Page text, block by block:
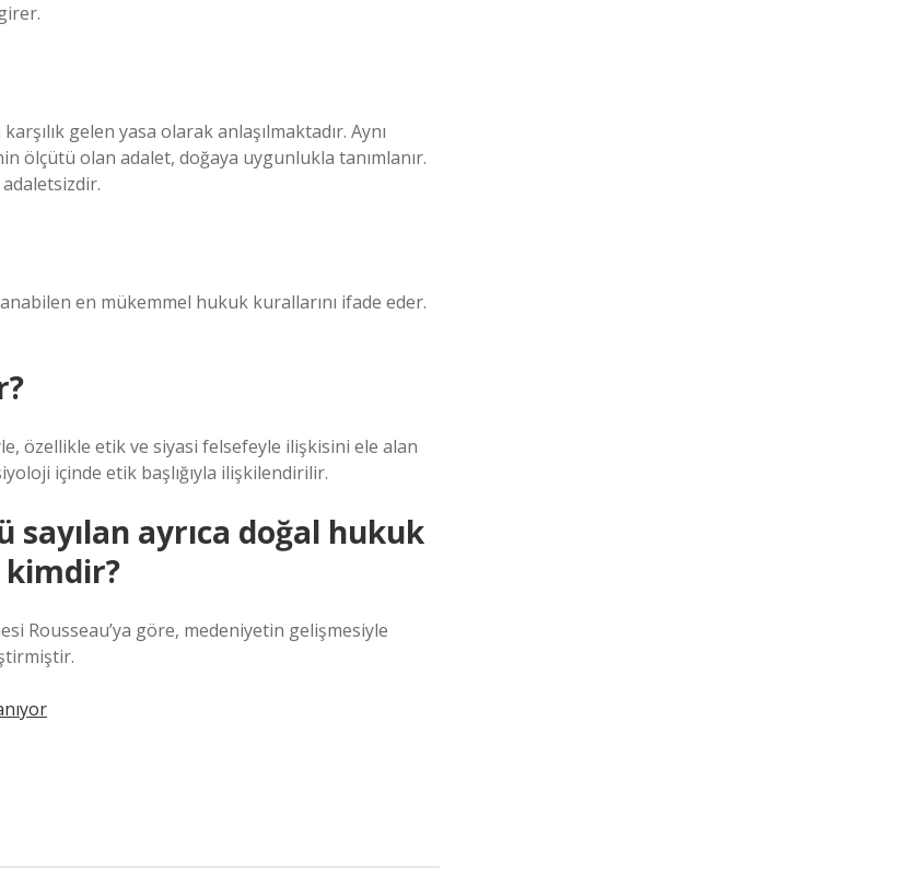
gelen yasa olarak anlaşılmaktadır. Aynı
ölçütü olan adalet, doğaya uygunlukla tanımlanır.
adaletsizdir.
en mükemmel hukuk kurallarını ifade eder.
özellikle etik ve siyasi felsefeyle ilişkisini ele alan
içinde etik başlığıyla ilişkilendirilir.
sayılan ayrıca doğal hukuk
kimdir?
Rousseau’ya göre, medeniyetin gelişmesiyle